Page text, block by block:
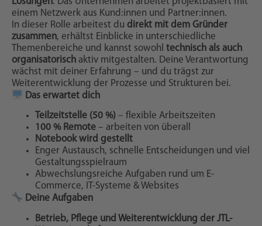
einem Netzwerk aus Kund:innen und Partner:innen.
In dieser Rolle arbeitest du direkt mit dem Gründer
zusammen, erhältst Einblicke in unterschiedliche
Themenbereiche und kannst sowohl technisch als auch
organisatorisch aktiv mitgestalten. Deine Verantwortung
wächst mit deiner Erfahrung – und du trägst zur
Weiterentwicklung der Prozesse und Strukturen bei.
Das erwartet dich
Teilzeitstelle (50 %) – flexible Arbeitszeiten
100 % Remote – arbeiten von überall
Notebook wird gestellt
Enger Austausch, schnelle Entscheidungen und viel
Gestaltungsspielraum
Abwechslungsreiche Aufgaben rund um E-
Commerce, IT-Systeme & Websites
Deine Aufgaben
Betrieb, Pflege und Weiterentwicklung der JTL-